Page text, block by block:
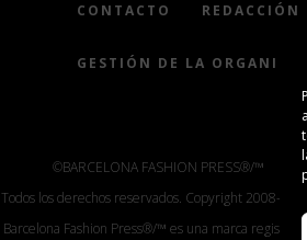
CONTACTO REDACCIÓN
GESTIÓN DE LA
©BARCELONA FASHION PRESS®/™
Todos los derechos reservados. Copyright 2008-2024.
Barcelona Fashion Press®/™ es una marca registrada.